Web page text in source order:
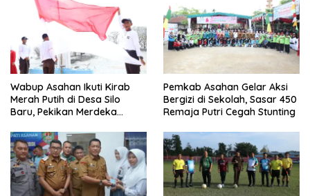
Wabup Asahan Ikuti Kirab
Merah Putih di Desa Silo
Baru, Pekikan Merdeka
Pemkab Asahan Gelar Aksi
Bergizi di Sekolah, Sasar 450
Remaja Putri Cegah Stunting